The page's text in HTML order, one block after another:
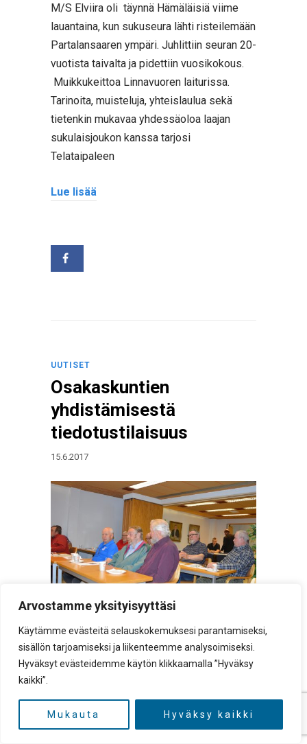
Arvostamme yksityisyyttäsi
Käytämme evästeitä selauskokemuksesi parantamiseksi,
sisällön tarjoamiseksi ja liikenteemme analysoimiseksi.
Hyväksyt evästeidemme käytön klikkaamalla ”Hyväksy
kaikki”.
Mukauta Hyväksy kaikki
M/S Elviira oli täynnä Hämäläisiä viime
lauantaina, kun sukuseura lähti risteilemään
Partalansaaren ympäri. Juhlittiin seuran 20-
vuotista taivalta ja pidettiin vuosikokous.
Muikkukeittoa Linnavuoren laiturissa.
Tarinoita, muisteluja, yhteislaulua sekä
tietenkin mukavaa yhdessäoloa laajan
sukulaisjoukon kanssa tarjosi
Telataipaleen
Lue lisää
UUTISET
Osakaskuntien
yhdistämisestä
tiedotustilaisuus
15.6.2017
Aktiiviset osakaskunnat, isot lupa-alueet ja
erinomaiset kalastusmahdollisuudet. Näitä
etuja on mahdollisuus saavuttaa
omistajille, kalastajille sekä kaikille
aktiiveille kuntalaisille kerrottiin viime